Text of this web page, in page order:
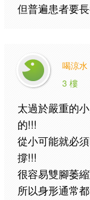
但普遍患者要
喝涼水
3 樓
太過於嚴重的
的!!!
從小可能就必
撐!!!
很容易雙腳萎
所以身形通常